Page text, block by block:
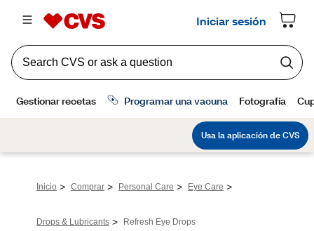
Inicio > Comprar > Personal Care > Eye Care >
Drops & Lubricants > Refresh Eye Drops